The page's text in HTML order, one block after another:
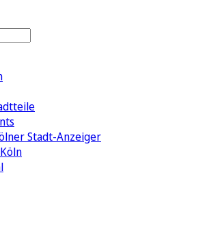
Stadt-Anzeiger